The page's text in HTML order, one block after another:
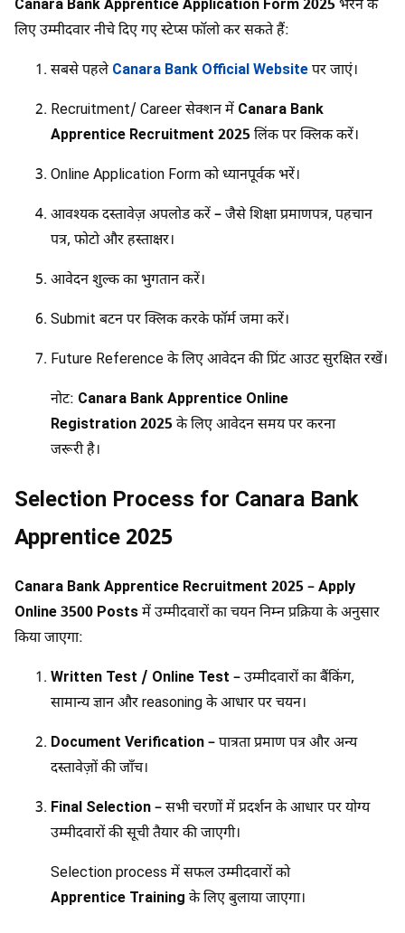
Canara Bank Apprentice Application Form 2025भरने के
लिए उम्मीदवार नीचे दिए गए स्टेप्स फॉलो कर सकते हैं:
सबसे पहले Canara Bank Official Websiteपर जाएं।
Recruitment/ Career सेक्शन में Canara Bank
Apprentice Recruitment 2025लिंक पर क्लिक करें।
Online Application Form को ध्यानपूर्वक भरें।
आवश्यक दस्तावेज़ अपलोड करें – जैसे शिक्षा प्रमाणपत्र, पहचान
पत्र, फोटो और हस्ताक्षर।
आवेदन शुल्क का भुगतान करें।
Submit बटन पर क्लिक करके फॉर्म जमा करें।
Future Reference के लिए आवेदन की प्रिंट आउट सुरक्षित रखें।
नोट: Canara Bank Apprentice Online
Registration 2025के लिए आवेदन समय पर करना
जरूरी है।
Selection Process for Canara Bank
Apprentice 2025
Canara Bank Apprentice Recruitment 2025 – Apply
Online 3500 Postsमें उम्मीदवारों का चयन निम्न प्रक्रिया के अनुसार
किया जाएगा:
Written Test / Online Test – उम्मीदवारों का बैंकिंग,
सामान्य ज्ञान और reasoning के आधार पर चयन।
Document Verification– पात्रता प्रमाण पत्र और अन्य
दस्तावेज़ों की जाँच।
Final Selection– सभी चरणों में प्रदर्शन के आधार पर योग्य
उम्मीदवारों की सूची तैयार की जाएगी।
Selection process में सफल उम्मीदवारों को
Apprentice Training के लिए बुलाया जाएगा।